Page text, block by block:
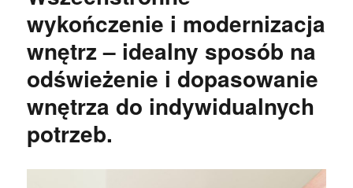
wykończenie i modernizacja
wnętrz – idealny sposób na
odświeżenie i dopasowanie
wnętrza do indywidualnych
potrzeb.